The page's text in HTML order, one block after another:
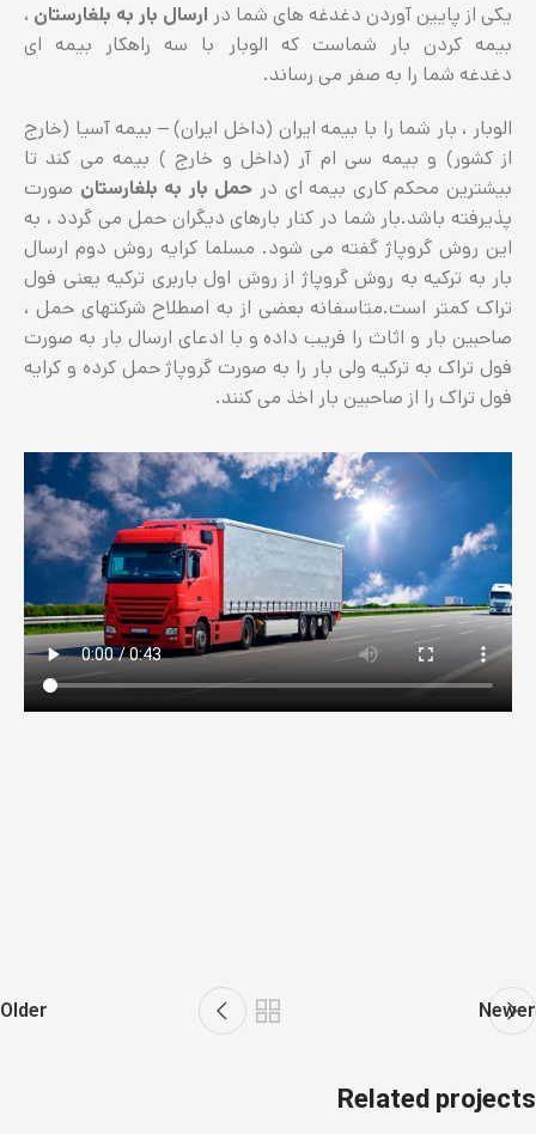
یکی از پایین آوردن دغدغه های شما در ارسال بار به بلغارستان ،
بیمه کردن بار شماست که الوبار با سه راهکار بیمه ای
دغدغه شما را به صفر می رساند.
الوبار ، بار شما را با بیمه ایران (داخل ایران) – بیمه آسیا (خارج
از کشور) و بیمه سی ام آر (داخل و خارج ) بیمه می کند تا
بیشترین محکم کاری بیمه ای در حمل بار به بلغارستان صورت
پذیرفته باشد.بار شما در کنار بارهای دیگران حمل می گردد ، به
این روش گروپاژ گفته می شود. مسلما کرایه روش دوم ارسال
بار به ترکیه به روش گروپاژ از روش اول باربری ترکیه یعنی فول
تراک کمتر است.متاسفانه بعضی از به اصطلاح شرکتهای حمل ،
صاحبین بار و اثاث را فریب داده و با ادعای ارسال بار به صورت
فول تراک به ترکیه ولی بار را به صورت گروپاژ حمل کرده و کرایه
فول تراک را از صاحبین بار اخذ می کنند.
Newer
Older
Related projects